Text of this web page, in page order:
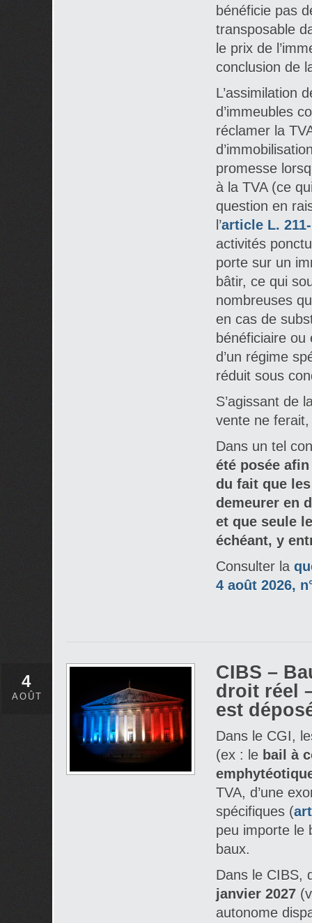
bénéficie pas
transposable
le prix de
conclusion de
L’assimilation
d’immeubles
réclamer la
promesse
à la TVA (ce
question en
l’article L.
activités
porte sur un
bâtir, ce qui
nombreuses
en cas de
bénéficiaire
d’un régime
réduit sous
S’agissant de
vente ne
Dans un tel
été posée
du fait que
demeurer en
et que seule
échéant, y
Consulter la
4 août 2026,
4
AOÛT
CIBS –
droit réel
est
Dans le CGI,
(ex : le bail à
TVA, d’une
spécifiques (
peu importe le
baux.
Dans le CIBS,
janvier 2027
autonome